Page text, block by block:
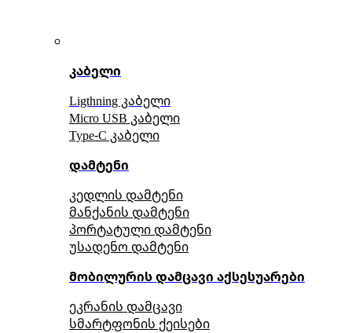
კაბელი
Ligthning კაბელი
Micro USB კაბელი
Type-C კაბელი
დამტენი
კედლის დამტენი
მანქანის დამტენი
პორტატული დამტენი
უსადენო დამტენი
მობილურის დამცავი აქსესუარები
ეკრანის დამცავი
სმარტფონის ქეისები